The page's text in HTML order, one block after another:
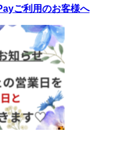
ご利用のお客様へ